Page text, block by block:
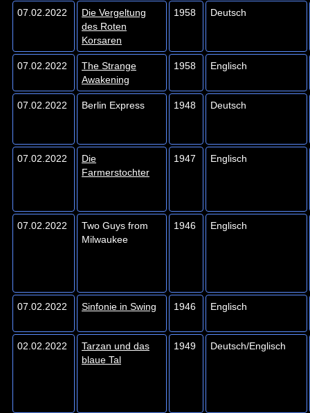
07.02.2022
Die Vergeltung
des Roten
Korsaren
1958 Deutsch
07.02.2022
The Strange
Awakening
1958 Englisch
07.02.2022 Berlin Express 1948 Deutsch
07.02.2022
Die
Farmerstochter
1947 Englisch
07.02.2022
Two Guys from
Milwaukee
1946 Englisch
07.02.2022 Sinfonie in Swing 1946 Englisch
02.02.2022
Tarzan und das
blaue Tal
1949 Deutsch/Englisch